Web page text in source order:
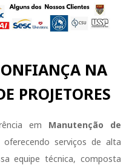
NA
PROJETORES
em Manutenção de
oferecendo serviços de alta
equipe técnica, composta